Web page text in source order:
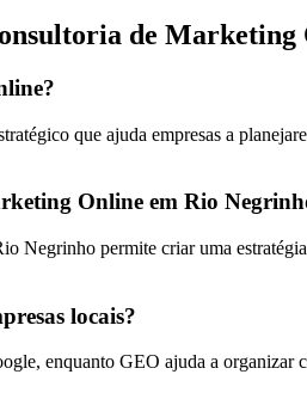
de
que ajuda empresas a
Online em Rio
Negrinho permite criar uma
locais?
enquanto GEO ajuda a